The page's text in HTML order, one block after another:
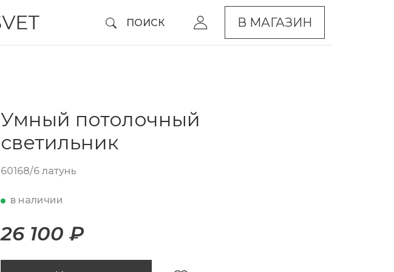
ПОИСК В МАГАЗИН
Умный потолочный
светильник
60168/6 латунь
в наличии
26 100 ₽